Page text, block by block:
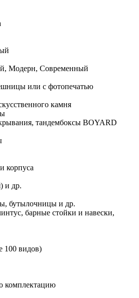
Модерн, Современный
или с фотопечатью
камня
тандембоксы BOYARD
корпуса
и др.
бутылочницы и др.
барные стойки и навески,
100 видов)
комплектацию